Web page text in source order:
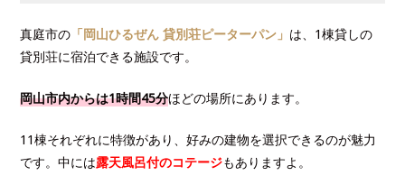
真庭市の 「岡山ひるぜん 貸別荘ピーターパン」 は、1棟貸しの
貸別荘に宿泊できる施設です。
岡山市内からは1時間45分ほどの場所にあります。
11棟それぞれに特徴があり、好みの建物を選択できるのが魅力
です。中には露天風呂付のコテージもありますよ。